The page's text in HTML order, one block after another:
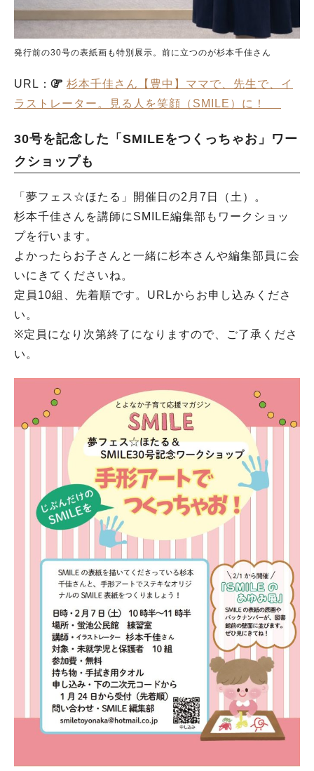
発行前の30号の表紙画も特別展示。前に立つのが杉本千佳さん
URL：
杉本千佳さん【豊中】ママで、先生で、イ
ラストレーター。見る人を笑顔（SMILE）に！
30号を記念した「SMILEをつくっちゃお」ワー
クショップも
「夢フェス☆ほたる」開催日の2月7日（土）。
杉本千佳さんを講師にSMILE編集部もワークショッ
プを行います。
よかったらお子さんと一緒に杉本さんや編集部員に会
いにきてくださいね。
定員10組、先着順です。URLからお申し込みくださ
い。
※定員になり次第終了になりますので、ご了承くださ
い。